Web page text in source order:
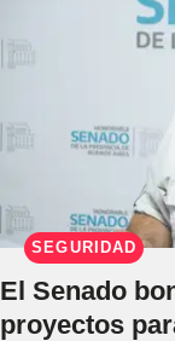
SEGURIDAD
El Senado
proyectos